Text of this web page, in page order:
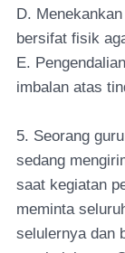
D.
bersifat fisik
E.
imbalan atas
5. Seorang
sedang
saat kegiatan
meminta
selulernya dan